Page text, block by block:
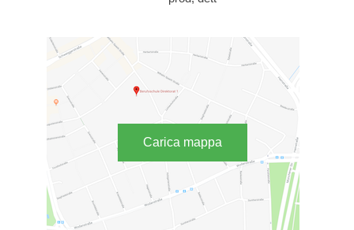
Carica mappa